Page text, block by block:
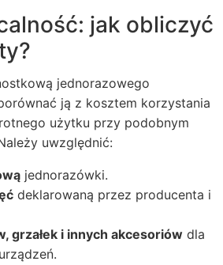
jak obliczyć
jednorazowego
ją z kosztem korzystania
użytku przy podobnym
uwzględnić:
jednorazówki.
deklarowaną przez producenta i
grzałek i innych akcesoriów dla